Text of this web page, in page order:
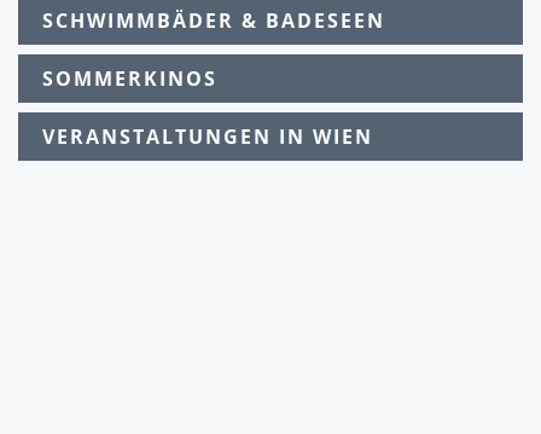
SCHWIMMBÄDER & BADESEEN
SOMMERKINOS
VERANSTALTUNGEN IN WIEN